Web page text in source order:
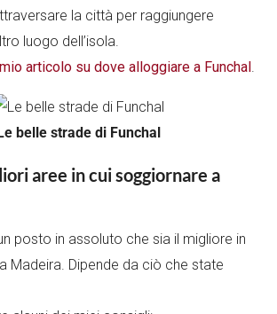
la città per raggiungere
luogo dell’isola.
articolo su dove alloggiare a Funchal .
Le belle strade di Funchal
aree in cui soggiornare a
posto in assoluto che sia il migliore in
Madeira. Dipende da ciò che state